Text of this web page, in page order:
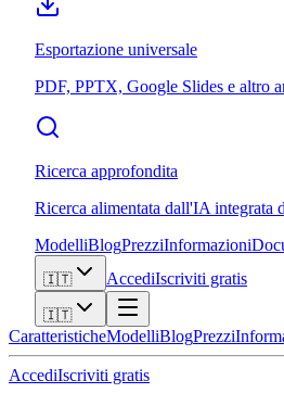
Esportazione universale
PDF, PPTX, Google Slides e altro
Ricerca approfondita
Ricerca alimentata dall'IA integrata
ModelliBlogPrezziInformazioni
🇮🇹 AccediIscriviti gratis
🇮🇹
CaratteristicheModelliBlogPrezzi
AccediIscriviti gratis